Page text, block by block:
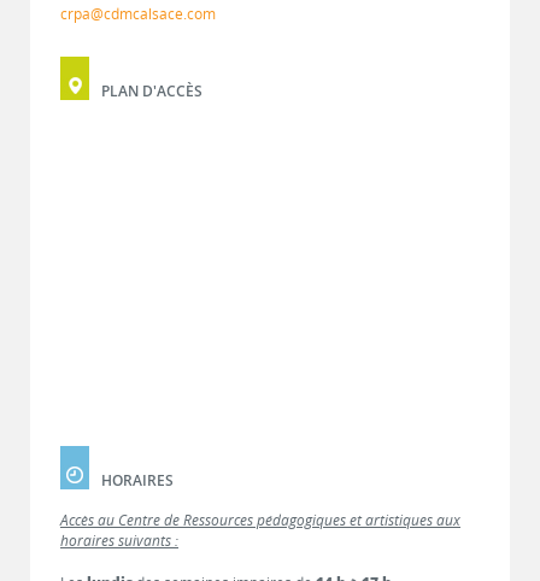
crpa@cdmcalsace.com
PLAN D'ACCÈS
HORAIRES
Accès au Centre de Ressources pédagogiques et artistiques aux
horaires suivants :